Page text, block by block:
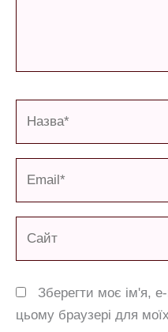
Зберегти моє ім'я,
цьому браузері для